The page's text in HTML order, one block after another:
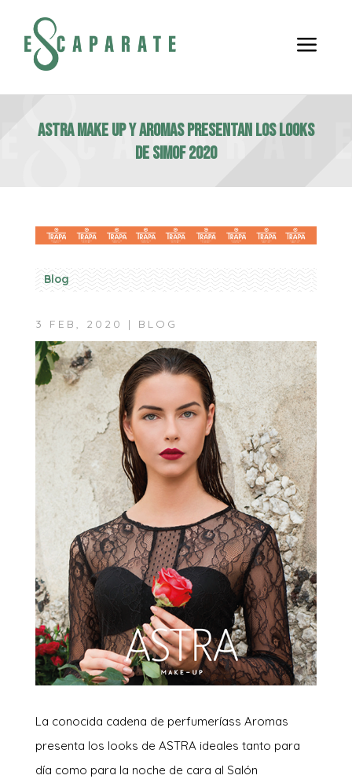
a
Astra make Up y Aromas presentan los looks
de Simof 2020
Blog
3 FEB, 2020 | BLOG
La conocida cadena de perfumeríass Aromas
presenta los looks de ASTRA ideales tanto para
día como para la noche de cara al Salón